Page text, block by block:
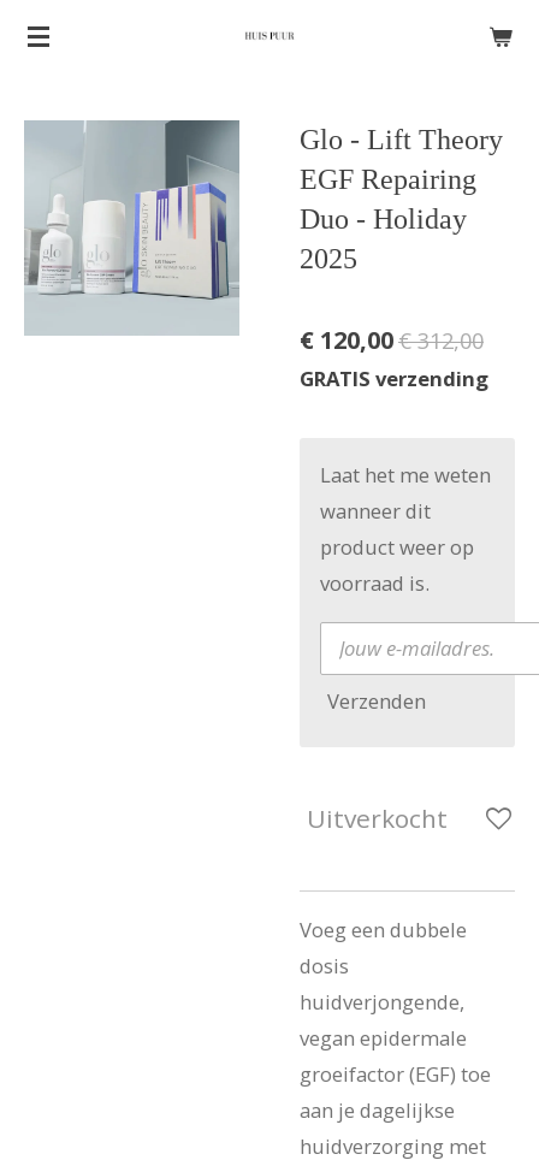
Ga
Glo - Lift Theory
EGF Repairing
Duo - Holiday
2025
€ 120,00€ 312,00
GRATIS verzending
Laat het me weten
wanneer dit
product weer op
voorraad is.
Verzenden
Uitverkocht
Voeg een dubbele
dosis
huidverjongende,
vegan epidermale
groeifactor (EGF) toe
aan je dagelijkse
huidverzorging met